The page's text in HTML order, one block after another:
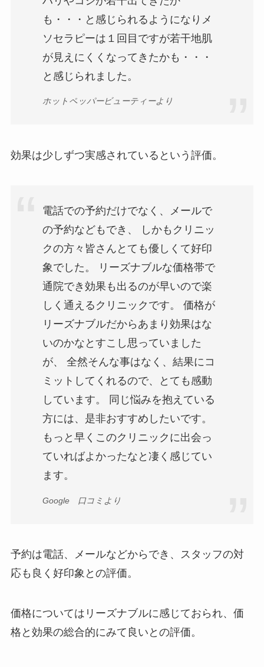
も・・・と感じられるようになりメ
ソセラピーは１回目ですが若干地肌
が見えにくくなってきたかも・・・
と感じられました。
ホットペッパービューティーより
効果は少しずつ実感されているという評価。
電話での予約だけでなく、メールで
の予約などもでき、 しかもクリニッ
クの方々皆さんとても優しくて好印
象でした。 リーズナブルな価格帯で
通院でき効果も出るのが早いので楽
しく通えるクリニックです。 価格が
リーズナブルだからあまり効果はな
いのかなとすこし思っていました
が、 全然そんな事はなく、結果にコ
ミットしてくれるので、とても感動
しています。 同じ悩みを抱えている
方には、是非おすすめしたいです。
もっと早くこのクリニックに出会っ
ていればよかったなと凄く感じてい
ます。
Google 口コミより
予約は電話、メールなどからでき、スタッフの対
応も良く好印象との評価。
価格についてはリーズナブルに感じておられ、価
格と効果の総合的にみて良いとの評価。